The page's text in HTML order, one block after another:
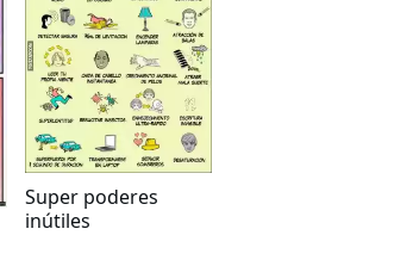
Super poderes
inútiles